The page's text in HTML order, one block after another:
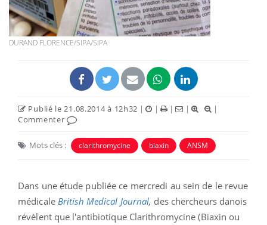
DURAND FLORENCE/SIPA/SIPA
Publié le 21.08.2014 à 12h32 | | | |
|
Commenter
Mots clés : clarithromycine biaxin ANSM
Dans une étude publiée ce mercredi au sein de le revue
médicale British Medical Journal, des chercheurs danois
révèlent que l'antibiotique Clarithromycine (Biaxin ou